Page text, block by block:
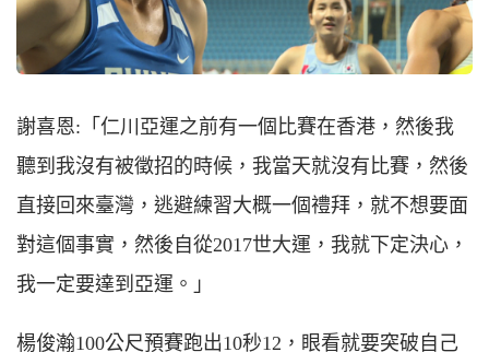
謝喜恩:「仁川亞運之前有一個比賽在香港，然後我
聽到我沒有被徵招的時候，我當天就沒有比賽，然後
直接回來臺灣，逃避練習大概一個禮拜，就不想要面
對這個事實，然後自從2017世大運，我就下定決心，
我一定要達到亞運。」
楊俊瀚100公尺預賽跑出10秒12，眼看就要突破自己